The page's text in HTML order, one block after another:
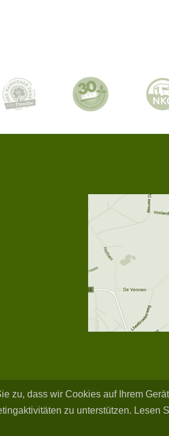
zu, dass wir Cookies auf Ihrem
zu unterstützen. Lesen